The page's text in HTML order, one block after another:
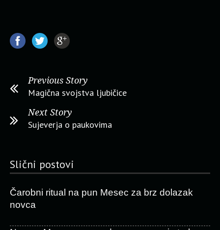
Previous Story
Magična svojstva ljubičice
Next Story
Sujeverja o paukovima
Slični postovi
Čarobni ritual na pun Mesec za brz dolazak
novca